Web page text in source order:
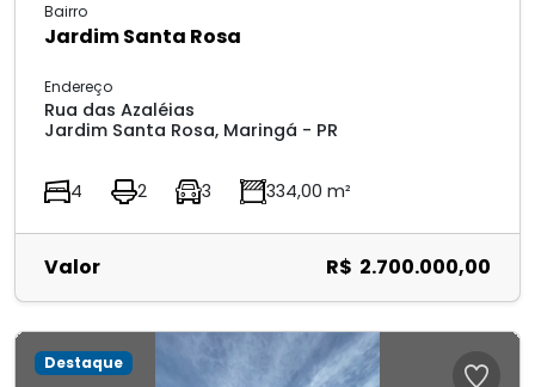
Bairro
Jardim Santa Rosa
Endereço
Rua das Azaléias
Jardim Santa Rosa, Maringá - PR
4 2 3 334,00 m²
Valor R$ 2.700.000,00
Destaque